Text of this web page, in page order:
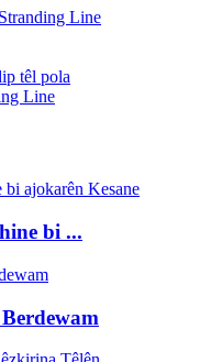
Line
têl pola
Line
bi ...